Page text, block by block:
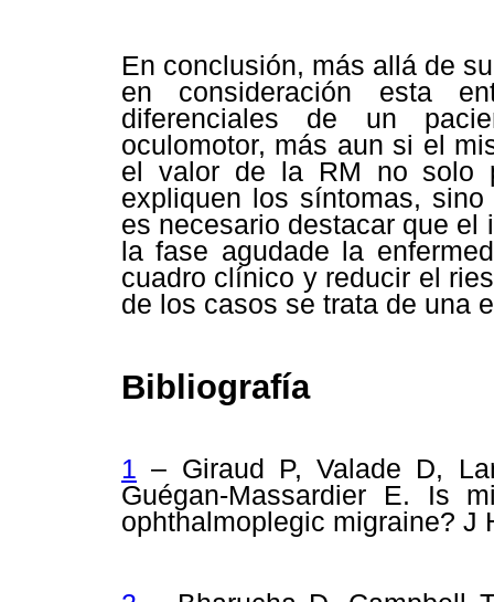
En conclusión, más allá de
en consideración esta
diferenciales de un
oculomotor, más aun si el
el valor de la RM no solo
expliquen los síntomas,
es necesario destacar que el
la fase agudade la
cuadro clínico y reducir el
de los casos se trata de una
Bibliografía
1 – Giraud P, Valade D,
Guégan-Massardier E. Is
ophthalmoplegic migraine? J